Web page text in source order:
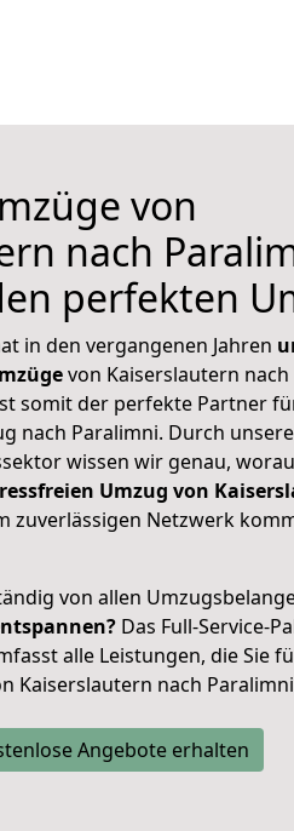
von
nach
perfekten
in den vergangenen Jahren
von Kaiserslautern
somit der perfekte Partner
nach Paralimni. Durch unsere
wissen wir genau,
Umzug von
zuverlässigen Netzwerk
von allen
Das Full-Service-
alle Leistungen, die Sie
Kaiserslautern nach
Angebote erhalten